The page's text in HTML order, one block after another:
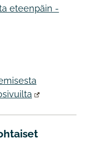
eteenpäin -